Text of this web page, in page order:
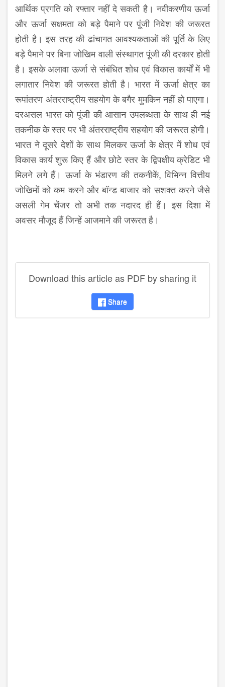
आर्थिक प्रगति को रफ्तार नहीं दे सकती है। नवीकरणीय ऊर्जा
और ऊर्जा सक्षमता को बड़े पैमाने पर पूंजी निवेश की जरूरत
होती है। इस तरह की ढांचागत आवश्यकताओं की पूर्ति के लिए
बड़े पैमाने पर बिना जोखिम वाली संस्थागत पूंजी की दरकार होती
है। इसके अलावा ऊर्जा से संबंधित शोध एवं विकास कार्यों में भी
लगातार निवेश की जरूरत होती है। भारत में ऊर्जा क्षेत्र का
रूपांतरण अंतरराष्ट्रीय सहयोग के बगैर मुमकिन नहीं हो पाएगा।
दरअसल भारत को पूंजी की आसान उपलब्धता के साथ ही नई
तकनीक के स्तर पर भी अंतरराष्ट्रीय सहयोग की जरूरत होगी।
भारत ने दूसरे देशों के साथ मिलकर ऊर्जा के क्षेत्र में शोध एवं
विकास कार्य शुरू किए हैं और छोटे स्तर के द्विपक्षीय क्रेडिट भी
मिलने लगे हैं। ऊर्जा के भंडारण की तकनीकें, विभिन्न वित्तीय
जोखिमों को कम करने और बॉन्ड बाजार को सशक्त करने जैसे
असली गेम चेंजर तो अभी तक नदारद ही हैं। इस दिशा में
अवसर मौजूद हैं जिन्हें आजमाने की जरूरत है।
Download this article as PDF by sharing it
Share